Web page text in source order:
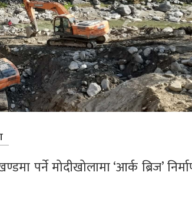
पर्ने मोदीखोलामा ‘आर्क ब्रिज’